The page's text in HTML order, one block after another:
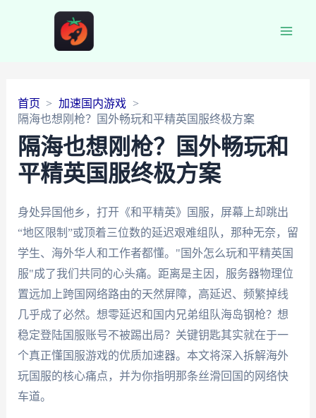
首页
加速国内游戏
隔海也想刚枪？国外畅玩和平精英国服终极方案
隔海也想刚枪？国外畅玩和
平精英国服终极方案
身处异国他乡，打开《和平精英》国服，屏幕上却跳出
“地区限制”或顶着三位数的延迟艰难组队，那种无奈，留
学生、海外华人和工作者都懂。"国外怎么玩和平精英国
服"成了我们共同的心头痛。距离是主因，服务器物理位
置远加上跨国网络路由的天然屏障，高延迟、频繁掉线
几乎成了必然。想零延迟和国内兄弟组队海岛钢枪？想
稳定登陆国服账号不被踢出局？关键钥匙其实就在于一
个真正懂国服游戏的优质加速器。本文将深入拆解海外
玩国服的核心痛点，并为你指明那条丝滑回国的网络快
车道。